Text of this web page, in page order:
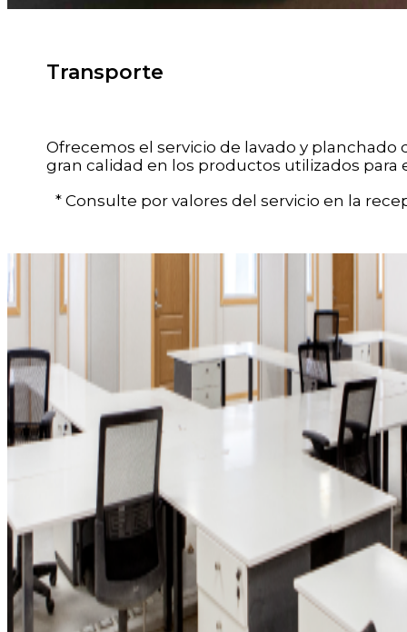
Transporte
Ofrecemos el servicio de lavado y
gran calidad en los productos utilizados para
* Consulte por valores del servicio en la